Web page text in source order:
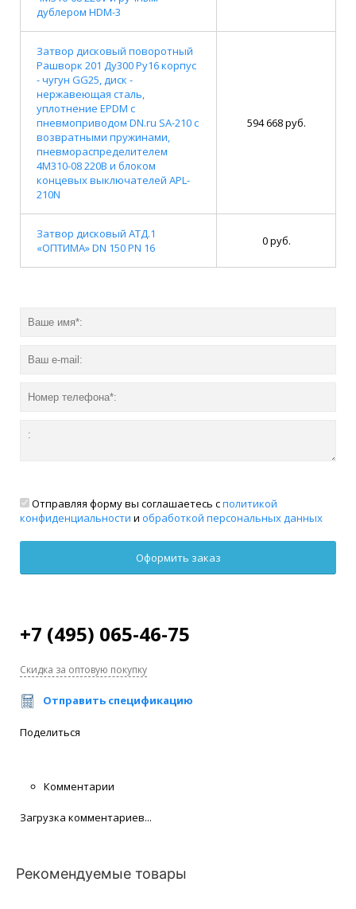
дублером HDM-3
Затвор дисковый поворотный
Рашворк 201 Ду300 Ру16 корпус
- чугун GG25, диск -
нержавеющая сталь,
уплотнение EPDM с
пневмоприводом DN.ru SA-210 с
возвратными пружинами,
пневмораспределителем
4M310-08 220В и блоком
концевых выключателей APL-
210N
594 668 руб.
Затвор дисковый АТД.1
«ОПТИМА» DN 150 PN 16
0 руб.
Отправляя форму вы соглашаетесь сполитикой
конфиденциальности и обработкой персональных данных
+7 (495) 065-46-75
Скидка за оптовую покупку
Отправить спецификацию
Поделиться
Комментарии
Загрузка комментариев...
Рекомендуемые товары